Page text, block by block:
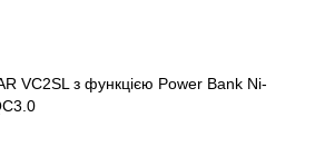
VC2SL з функцією Power Bank Ni-